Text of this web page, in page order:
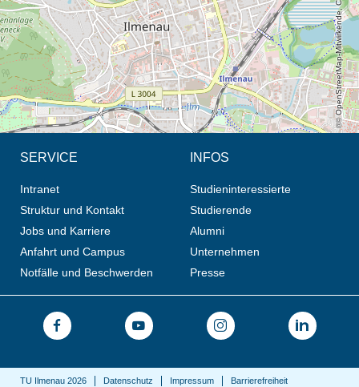
© OpenStreetMap-Mitwirkende, CC BY-SA
SERVICE
Intranet
Struktur und Kontakt
Jobs und Karriere
Anfahrt und Campus
Notfälle und Beschwerden
INFOS
Studieninteressierte
Studierende
Alumni
Unternehmen
Presse
TU Ilmenau 2026 Datenschutz Impressum Barrierefreiheit